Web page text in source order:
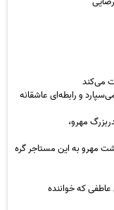
می‌کند
و رابطه‌ای عاشقانه
مهرو،
مهرو به این مستاجر گره
که خواننده